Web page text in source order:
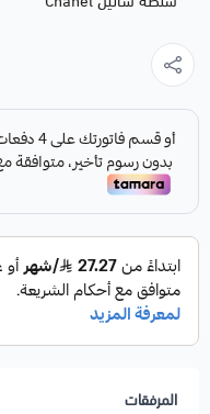
المرفقات